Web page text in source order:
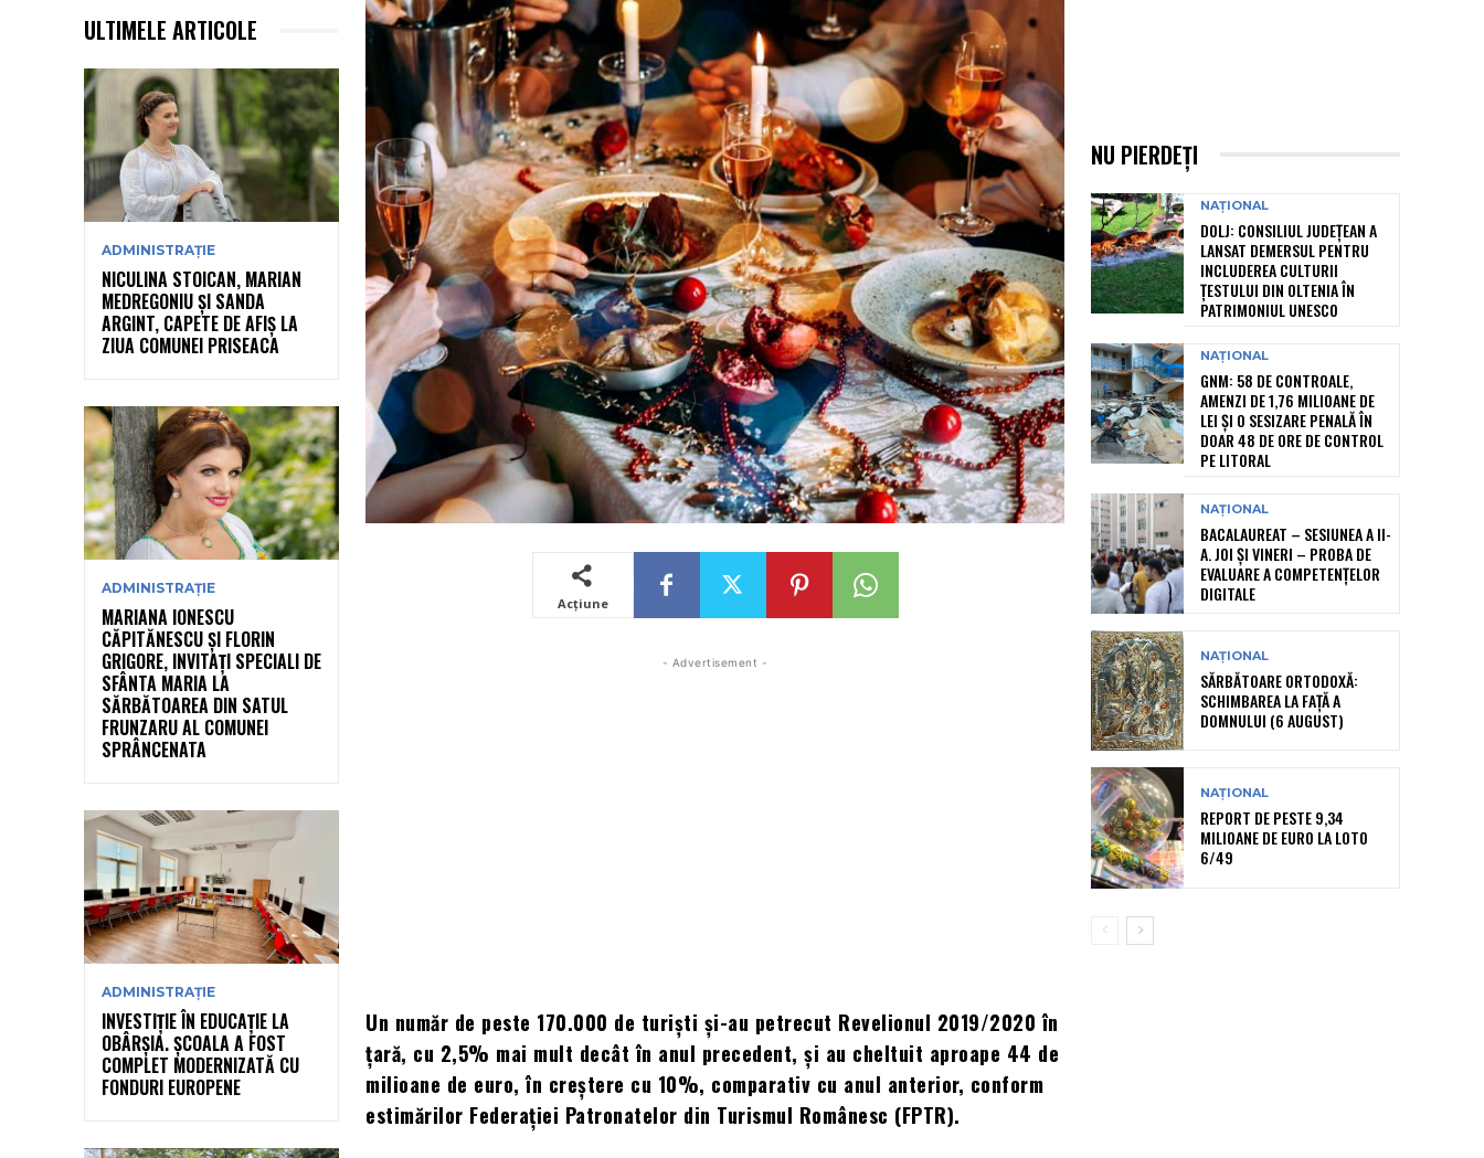
ULTIMELE ARTICOLE
ADMINISTRAȚIE
NICULINA STOICAN, MARIAN
MEDREGONIU ȘI SANDA
ARGINT, CAPETE DE AFIȘ LA
ZIUA COMUNEI PRISEACA
ADMINISTRAȚIE
MARIANA IONESCU
CĂPITĂNESCU ȘI FLORIN
GRIGORE, INVITAȚI SPECIALI DE
SFÂNTA MARIA LA
SĂRBĂTOAREA DIN SATUL
FRUNZARU AL COMUNEI
SPRÂNCENATA
ADMINISTRAȚIE
INVESTIȚIE ÎN EDUCAȚIE LA
OBÂRȘIA. ȘCOALA A FOST
COMPLET MODERNIZATĂ CU
FONDURI EUROPENE
Acțiune
- Advertisement -
Un număr de peste 170.000 de turişti şi-au petrecut Revelionul 2019/2020 în
ţară, cu 2,5% mai mult decât în anul precedent, şi au cheltuit aproape 44 de
milioane de euro, în creştere cu 10%, comparativ cu anul anterior, conform
estimărilor Federaţiei Patronatelor din Turismul Românesc (FPTR).
NU PIERDEȚI
NAȚIONAL
DOLJ: CONSILIUL JUDEȚEAN A
LANSAT DEMERSUL PENTRU
INCLUDEREA CULTURII
ȚESTULUI DIN OLTENIA ÎN
PATRIMONIUL UNESCO
NAȚIONAL
GNM: 58 DE CONTROALE,
AMENZI DE 1,76 MILIOANE DE
LEI ȘI O SESIZARE PENALĂ ÎN
DOAR 48 DE ORE DE CONTROL
PE LITORAL
NAȚIONAL
BACALAUREAT – SESIUNEA A II-
A. JOI ȘI VINERI – PROBA DE
EVALUARE A COMPETENȚELOR
DIGITALE
NAȚIONAL
SĂRBĂTOARE ORTODOXĂ:
SCHIMBAREA LA FAȚĂ A
DOMNULUI (6 AUGUST)
NAȚIONAL
REPORT DE PESTE 9,34
MILIOANE DE EURO LA LOTO
6/49